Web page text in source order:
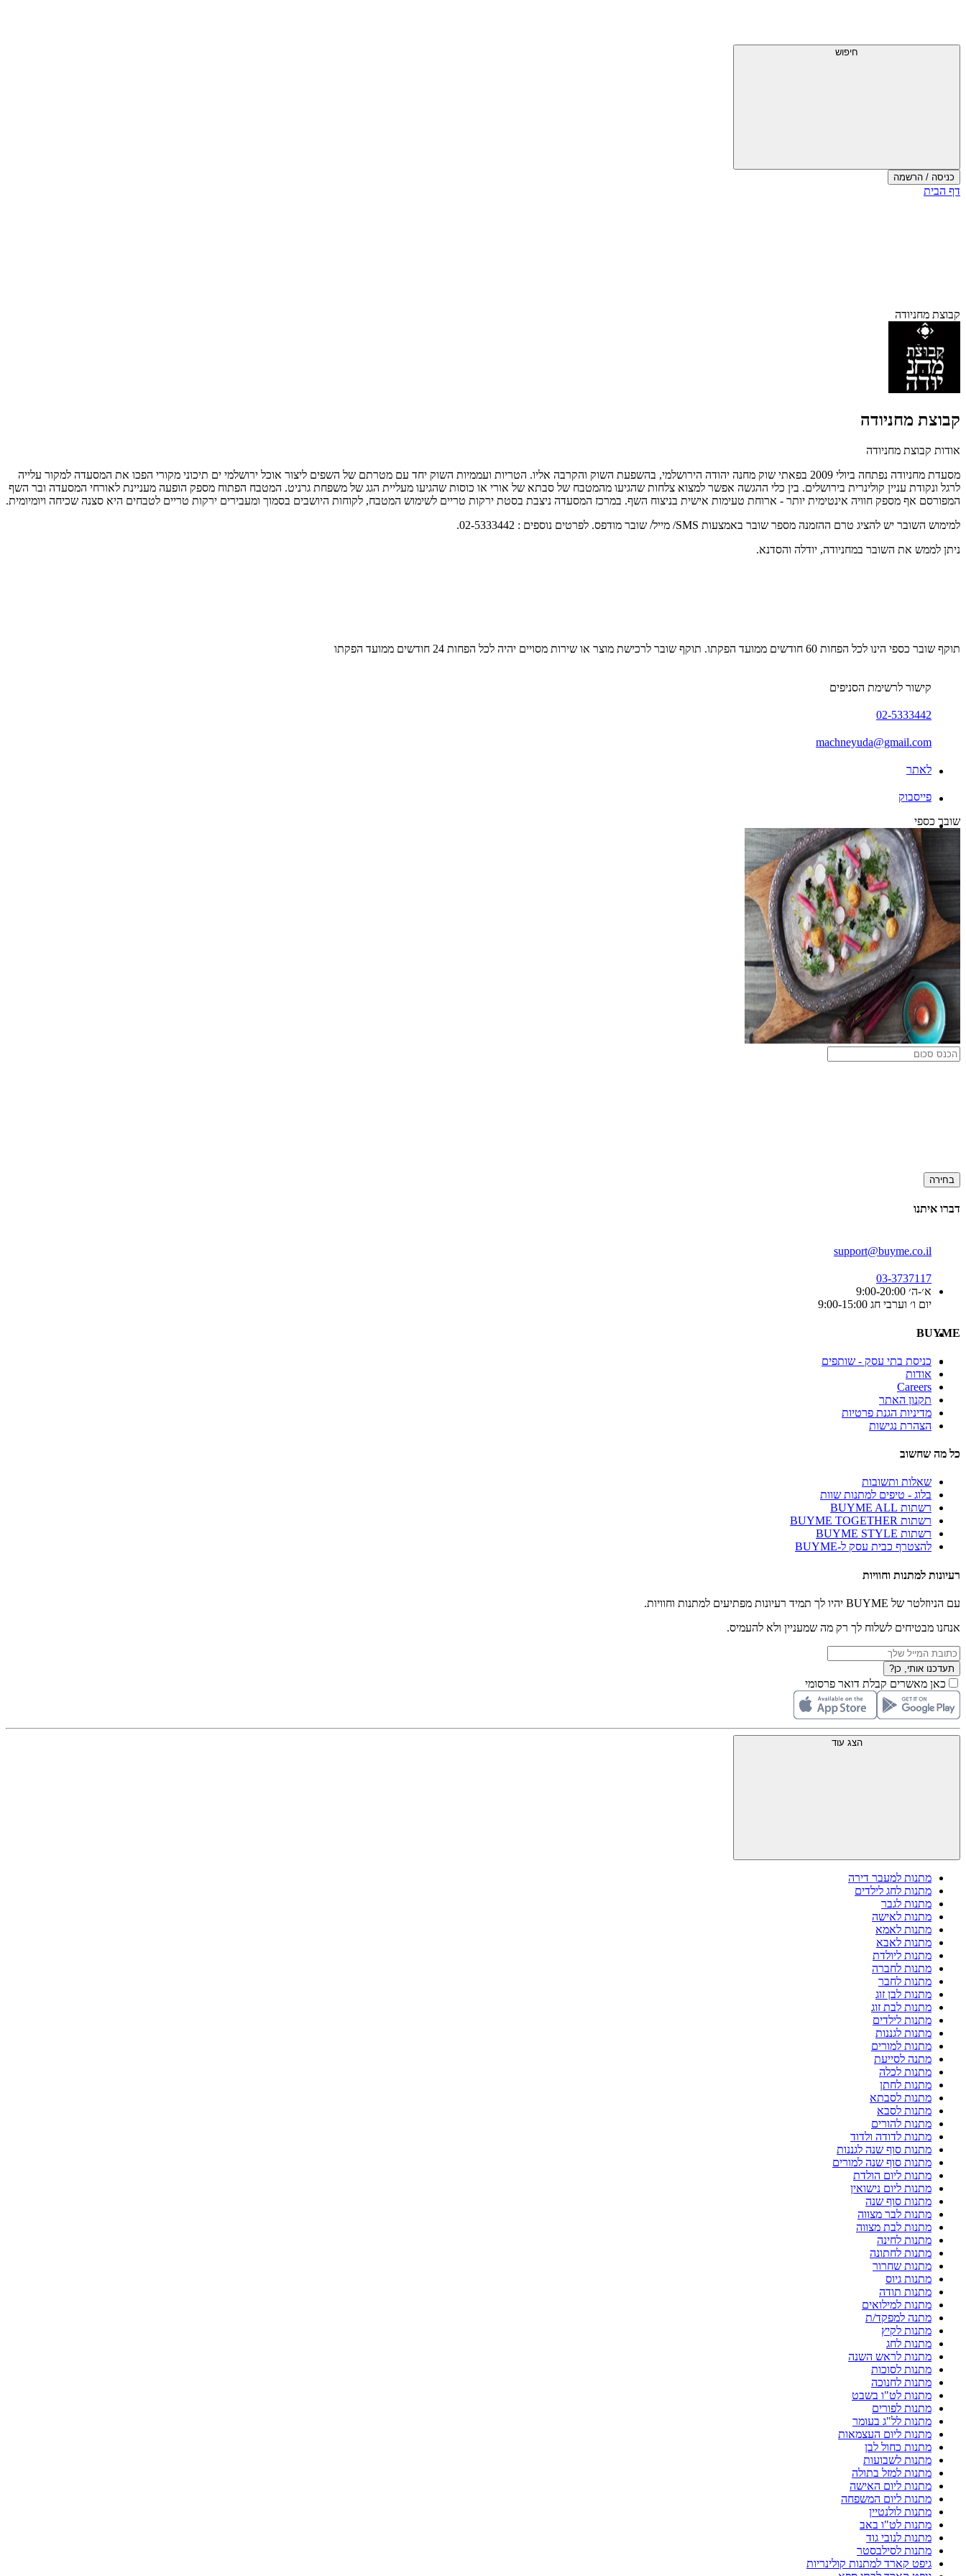
עליון
חיפוש
כניסה / הרשמה
סוף
דף הבית
קבוצת מחניודה
קבוצת מחניודה
אודות קבוצת מחניודה
מסעדת מחניודה נפתחה ביולי 2009 בפאתי שוק מחנה יהודה הירושלמי, בהשפעת השוק והקרבה אליו. הטריות ועממיות השוק יחד עם מטרתם של השפים ליצור אוכל ירושלמי ים תיכוני מקורי הפכו את המסעדה למקור עלייה
לרגל ונקודת עניין קולינרית בירושלים. בין כלי ההגשה אפשר למצוא צלחות שהגיעו מהמטבח של סבתא של אורי או כוסות שהגיעו מעליית הגג של משפחת גרניט. המטבח הפתוח מספק הופעה מעניינת לאורחי המסעדה ובר השף
המפורסם אף מספק חוויה אינטימית יותר - ארוחת טעימות אישית בניצוח השף. במרכז המסעדה ניצבת בסטת ירקות טריים לשימוש המטבח, לקוחות היושבים בסמוך ומעבירים ירקות טריים לטבחים היא סצנה שכיחה ויומיומית.
למימוש השובר יש להציג טרם ההזמנה מספר שובר באמצעות SMS/ מייל/ שובר מודפס. לפרטים נוספים : 02-5333442.
ניתן לממש את השובר במחניודה, יודלה והסדנא.
תוקף שובר כספי הינו לכל הפחות 60 חודשים ממועד הפקתו. תוקף שובר לרכישת מוצר או שירות מסויים יהיה לכל הפחות 24 חודשים ממועד הפקתו
קישור לרשימת הסניפים
02-5333442
machneyuda@gmail.com
לאתר
פייסבוק
שובר כספי
בחירה
דברו איתנו
support@buyme.co.il
03-3737117
א׳-ה׳ 9:00-20:00
יום ו׳ וערבי חג 9:00-15:00
BUYME
כניסת בתי עסק - שותפים
אודות
Careers
תקנון האתר
מדיניות הגנת פרטיות
הצהרת נגישות
כל מה שחשוב
שאלות ותשובות
בלוג - טיפים למתנות שוות
רשתות BUYME ALL
רשתות BUYME TOGETHER
רשתות BUYME STYLE
להצטרף כבית עסק ל-BUYME
רעיונות למתנות וחוויות
עם הניוזלטר של BUYME יהיו לך תמיד רעיונות מפתיעים למתנות וחוויות.
אנחנו מבטיחים לשלוח לך רק מה שמעניין ולא להעמיס.
תעדכנו אותי, כן?
כאן מאשרים קבלת דואר פרסומי
הצג עוד
מתנות למעבר דירה
מתנות לחג לילדים
מתנות לגבר
מתנות לאישה
מתנות לאמא
מתנות לאבא
מתנות ליולדת
מתנות לחברה
מתנות לחבר
מתנות לבן זוג
מתנות לבת זוג
מתנות לילדים
מתנות לגננות
מתנות למורים
מתנה לסייעת
מתנות לכלה
מתנות לחתן
מתנות לסבתא
מתנות לסבא
מתנות להורים
מתנות לדודה ולדוד
מתנות סוף שנה לגננות
מתנות סוף שנה למורים
מתנות ליום הולדת
מתנות ליום נישואין
מתנות סוף שנה
מתנות לבר מצווה
מתנות לבת מצווה
מתנות לחינה
מתנות לחתונה
מתנות שחרור
מתנות גיוס
מתנות תודה
מתנות למילואים
מתנה למפקד/ת
מתנות לקיץ
מתנות לחג
מתנות לראש השנה
מתנות לסוכות
מתנות לחנוכה
מתנות לט"ו בשבט
מתנות לפורים
מתנות לל"ג בעומר
מתנות ליום העצמאות
מתנות כחול לבן
מתנות לשבועות
מתנות למזל בתולה
מתנות ליום האישה
מתנות ליום המשפחה
מתנות לולנטיין
מתנות לט"ו באב
מתנות לנובי גוד
מתנות לסילבסטר
גיפט קארד למתנות קולינריות